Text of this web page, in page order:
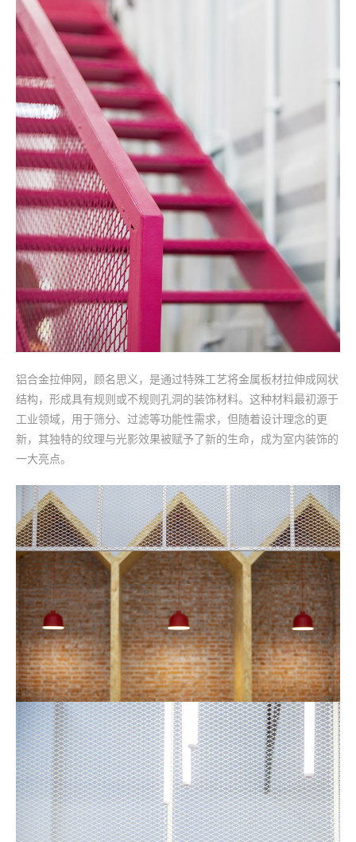
铝合金拉伸网，顾名思义，是通过特殊工艺将金属板材拉伸成网状
结构，形成具有规则或不规则孔洞的装饰材料。这种材料最初源于
工业领域，用于筛分、过滤等功能性需求，但随着设计理念的更
新，其独特的纹理与光影效果被赋予了新的生命，成为室内装饰的
一大亮点。